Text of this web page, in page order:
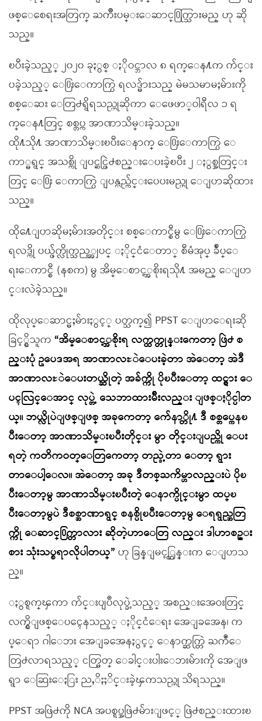
ဖစ္ေစေရးအတြက္ ႀကိဳးပမ္းေဆာင္႐ြက္သြားမည္ ဟု ဆို
သည္။
ၿပီးခဲ့သည့္ ၂၀၂၀ ခုႏွစ္ ႏိုဝင္ဘာလ ၈ ရက္ေန႔က က်င္း
ပခဲ့သည့္ ေ႐ြးေကာက္ပြဲ ရလဒ္မ်ားသည္ မဲမသမာမႈမ်ားကို
စစ္ေဆး ေတြ႕ရွိရသည္ဟုဆိုကာ ေဖေဖာ္ဝါရီလ ၁ ရ
က္ေန႔တြင္ စစ္တပ္က အာဏာသိမ္းခဲ့သည္။
ထို႔သို႔ အာဏာသိမ္းၿပီးေနာက္ ေ႐ြးေကာက္ပြဲ ေ
ကာ္မရွင္ အသစ္ကို ျပင္ဆင္ဖြဲ႕စည္းေပးခဲ့ၿပီး ၂ ႏွစ္အတြင္း
တြင္ ေ႐ြး ေကာက္ပြဲ ျပန္လည္က်င္းပေပးမည္ဟု ေျပာဆိုထား
သည္။
ထို႔ေျပာဆိုမႈမ်ားအတိုင္း စစ္ေကာင္စီမွ ေ႐ြးေကာက္ပြဲ
ရလဒ္ကို ပယ္ဖ်က္လိုက္သည့္အျပင္ ႏိုင္ငံေတာ္ စီမံအုပ္ ခ်ဳပ္ေ
ရးေကာင္စီ (နစက) မွ အိမ္ေစာင့္အစိုးရသို႔ အမည္ ေျပာ
င္းလဲခဲ့သည္။
ထိုလုပ္ေဆာင္မႈမ်ားႏွင့္ ပတ္သက္၍ PPST ေျပာေရးဆို
ခြင့္ရွိသူက “အိမ္ေစာင့္အစိုးရ လက္ထက္တုန္းကေတာ့ ဖြဲ႕ စ
ည္းပုံ ဥပေဒအရ အာဏာလႊဲေပးခဲ့တာ အဲေတာ့ အဲဒီ
အာဏာလႊဲေပးတယ္ဆိုတဲ့ အခ်က္ကို ပိုၿပီးေတာ့ ထင္ရွား ေ
ပၚလြင္ေအာင္ လုပ္တဲ့ သေဘာထားမ်ိဳးလည္း ျဖစ္ႏိုင္ပါတ
ယ္။ ဘယ္လိုပဲျဖစ္ျဖစ္ အခုကေတာ့ က်ေနာ္တို႔ ဒီ စစ္တပ္ကေနၿ
ပီးေတာ့ အာဏာသိမ္းၿပီးတိုင္း မွာ တိုင္းျပည္ကို ေပး
ရတဲ့ ကတိကဝတ္ေတြကေတာ့ တည္ခဲ့တာ ေတာ့ ရွား
တာေပါ့ေလ။ အဲေတာ့ အခု ဒီတစ္ႀကိမ္ဟာလည္းပဲ ပိုၿ
ပီးေတာ့မွ အာဏာသိမ္းၿပီးတဲ့ ေနာက္ပိုင္းမွာ ထပ္ၿ
ပီးေတာ့မွပဲ ဒီစစ္အာဏာရွင္ စနစ္ပိုၿပီးေတာ့မွ ေရရွည္အတြ
က္ကို ေဆာင္႐ြက္တာလား ဆိုတဲ့ဟာေတြ လည္း ဒါဟာစဥ္း
စား သုံးသပ္စရာလိုပါတယ္” ဟု ခြန္ျမင့္ထြန္းက ေျပာသ
ည္။
ႏွစ္ရက္ၾကာ က်င္းပျပဳလုပ္ခဲ့သည့္ အစည္းအေဝးတြင္
လက္ရွိျဖစ္ေပၚေနသည့္ ႏိုင္ငံေရး အေျခအေန၊ က
ပ္ေရာ ဂါေဘး အေျခအေနႏွင့္ ေနာက္ဆက္တြဲ ႀကဳံေ
တြ႕လာရသည့္ ငတ္မြတ္ ေခါင္းပါးေဘးမ်ားကို အေျဖ
ရွာ ေဆြးေႏြး ညႇိႏႈိင္းခဲ့ၾကသည္ဟု သိရသည္။
PPST အဖြဲ႕ကို NCA အပစ္ရပ္အဖြဲ႕မ်ားျဖင့္ ဖြဲ႕စည္းထားၿ